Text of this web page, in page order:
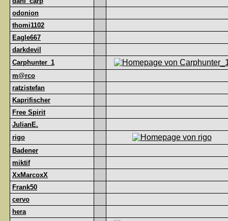
odonion
thomi1102
Eagle667
darkdevil
Carphunter_1
m@rco
ratzistefan
Kaprifischer
Free Spirit
JulianE.
rigo
Badener
miktif
XxMarcoxX
Frank50
cervo
hera